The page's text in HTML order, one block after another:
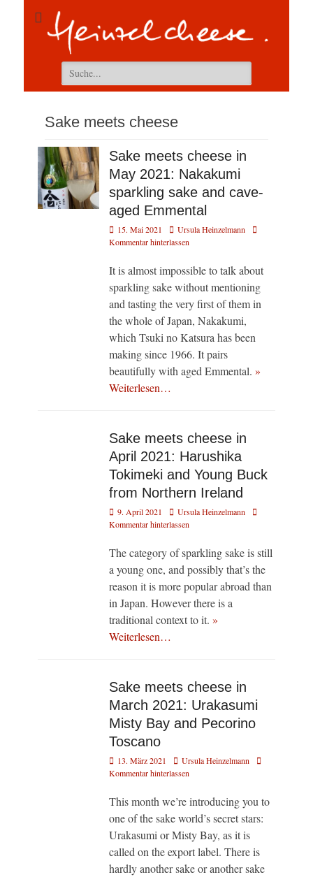
Suchen
nach:
Sake meets cheese
Sake meets cheese in
May 2021: Nakakumi
sparkling sake and cave-
aged Emmental
Veröffentlicht
am
15. Mai 2021 AutorUrsula Heinzelmann
Kommentar hinterlassen
It is almost impossible to talk about
sparkling sake without mentioning
and tasting the very first of them in
the whole of Japan, Nakakumi,
which Tsuki no Katsura has been
making since 1966. It pairs
beautifully with aged Emmental. »
Weiterlesen…
Sake meets cheese in
April 2021: Harushika
Tokimeki and Young Buck
from Northern Ireland
Veröffentlicht
am
9. April 2021 AutorUrsula Heinzelmann
Kommentar hinterlassen
The category of sparkling sake is still
a young one, and possibly that’s the
reason it is more popular abroad than
in Japan. However there is a
traditional context to it. »
Weiterlesen…
Sake meets cheese in
March 2021: Urakasumi
Misty Bay and Pecorino
Toscano
Veröffentlicht
am
13. März 2021 AutorUrsula Heinzelmann
Kommentar hinterlassen
This month we’re introducing you to
one of the sake world’s secret stars:
Urakasumi or Misty Bay, as it is
called on the export label. There is
hardly another sake or another sake